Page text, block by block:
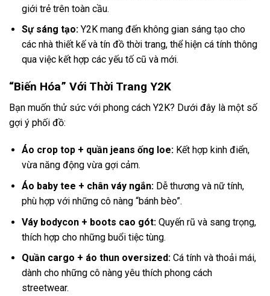
giới trẻ trên toàn cầu.
Sự sáng tạo:Y2K mang đến không gian sáng tạo cho
các nhà thiết kế và tín đồ thời trang, thể hiện cá tính thông
qua việc kết hợp các yếu tố cũ và mới.
“Biến Hóa” Với Thời Trang Y2K
Bạn muốn thử sức với phong cách Y2K? Dưới đây là một số
gợi ý phối đồ:
Áo crop top + quần jeans ống loe:Kết hợp kinh điển,
vừa năng động vừa gợi cảm.
Áo baby tee + chân váy ngắn:Dễ thương và nữ tính,
phù hợp với những cô nàng “bánh bèo”.
Váy bodycon + boots cao gót:Quyến rũ và sang trọng,
thích hợp cho những buổi tiệc tùng.
Quần cargo + áo thun oversized:Cá tính và thoải mái,
dành cho những cô nàng yêu thích phong cách
streetwear.